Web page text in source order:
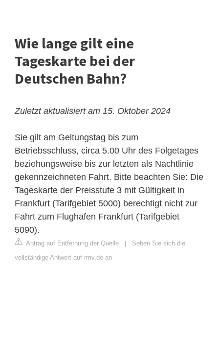
Wie lange gilt eine
Tageskarte bei der
Deutschen Bahn?
Zuletzt aktualisiert am 15. Oktober 2024
Sie gilt am Geltungstag bis zum
Betriebsschluss, circa 5.00 Uhr des Folgetages
beziehungsweise bis zur letzten als Nachtlinie
gekennzeichneten Fahrt. Bitte beachten Sie: Die
Tageskarte der Preisstufe 3 mit Gültigkeit in
Frankfurt (Tarifgebiet 5000) berechtigt nicht zur
Fahrt zum Flughafen Frankfurt (Tarifgebiet
5090).
Antrag auf Entfernung der Quelle
Sehen Sie sich die
vollständige Antwort auf rmv.de an